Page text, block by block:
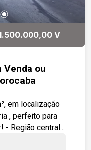
V
Venda ou
em localização
, perfeito para